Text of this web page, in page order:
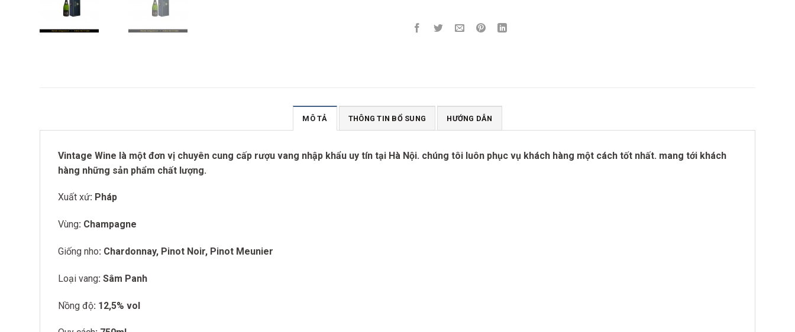
MÔ TẢ THÔNG TIN BỔ SUNG HƯỚNG DẪN
Vintage Wine là một đơn vị chuyên cung cấp rượu vang nhập khẩu uy tín tại Hà Nội. chúng tôi luôn phục vụ khách hàng một cách tốt nhất. mang tới khách
hàng những sản phẩm chất lượng.
Xuất xứ: Pháp
Vùng: Champagne
Giống nho: Chardonnay, Pinot Noir, Pinot Meunier
Loại vang: Sâm Panh
Nồng độ: 12,5% vol